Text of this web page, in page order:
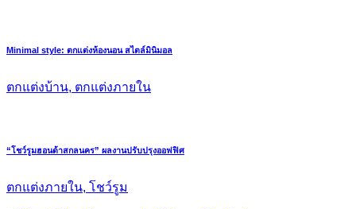
Minimal style: ตกแต่งห้องนอน สไตล์มินิมอล
ตกแต่งบ้าน, ตกแต่งภายใน
“โชว์รูมฮอนด้าสกลนคร” ผลงานปรับปรุงออฟฟิศ
ตกแต่งภายใน, โชว์รูม